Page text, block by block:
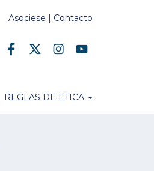
Asociese | Contacto
REGLAS DE ETICA